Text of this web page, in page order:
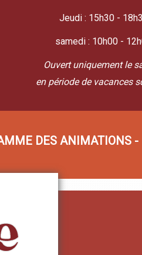
Jeudi : 15h30 -
samedi : 10h00 -
Ouvert uniquement le
en période de vacances
DES ANIMATIONS -